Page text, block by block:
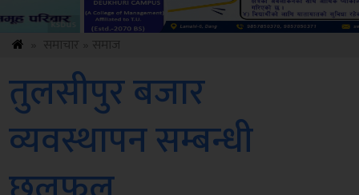
Sdc
तुलसीपुर बजार
व्यवस्थापन सम्बन्धी